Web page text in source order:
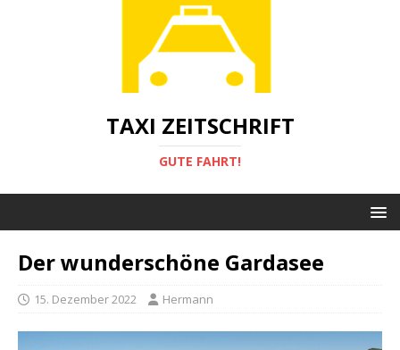
TAXI ZEITSCHRIFT
GUTE FAHRT!
Der wunderschöne Gardasee
15. Dezember 2022 Hermann